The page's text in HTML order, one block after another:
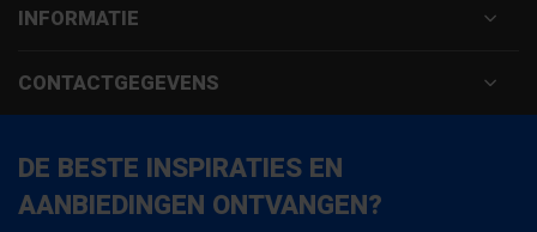
INFORMATIE
CONTACTGEGEVENS
DE BESTE INSPIRATIES EN
AANBIEDINGEN ONTVANGEN?